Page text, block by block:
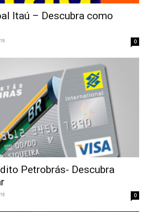
Itaú – Descubra como
0
Petrobrás- Descubra
0